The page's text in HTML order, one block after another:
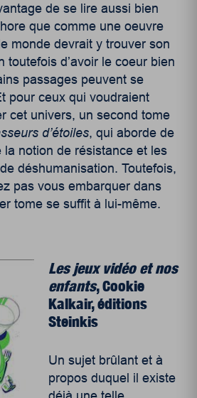
de se lire aussi bien
que comme une oeuvre
monde devrait y trouver son
toutefois d’avoir le coeur bien
passages peuvent se
pour ceux qui voudraient
cet univers, un second tome
d’étoiles, qui aborde de
la notion de résistance et les
déshumanisation. Toutefois,
pas vous embarquer dans
tome se suffit à lui-même.
Les jeux vidéo et nos
enfants, Cookie
Kalkair, éditions
Steinkis
Un sujet brûlant et à
propos duquel il existe